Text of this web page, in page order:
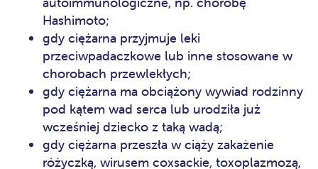
Hashimoto;
gdy ciężarna przyjmuje leki
przeciwpadaczkowe lub inne stosowane w
chorobach przewlekłych;
gdy ciężarna ma obciążony wywiad rodzinny
pod kątem wad serca lub urodziła już
wcześniej dziecko z taką wadą;
gdy ciężarna przeszła w ciąży zakażenie
różyczką, wirusem coxsackie, toxoplazmozą,